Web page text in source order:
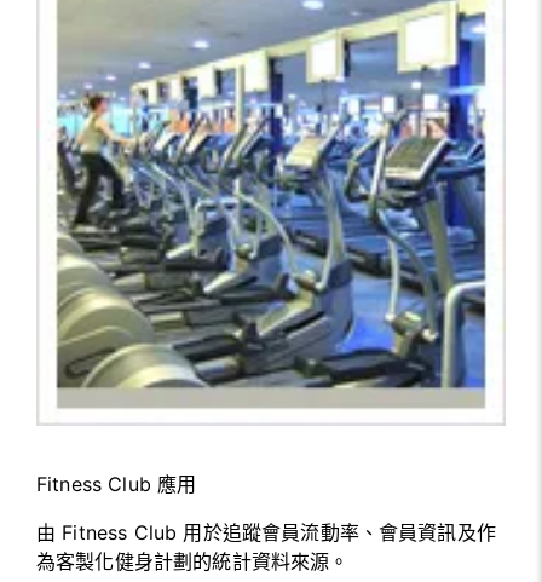
Fitness Club 應用
由 Fitness Club 用於追蹤會員流動率、會員資訊及作
為客製化健身計劃的統計資料來源。